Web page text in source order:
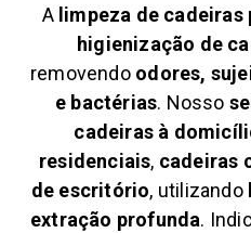
A limpeza de cadeiras
higienização de
removendoodores,
e bactérias. Nosso
cadeiras à
residenciais, cadeiras
de escritório, utilizando
extração profunda.